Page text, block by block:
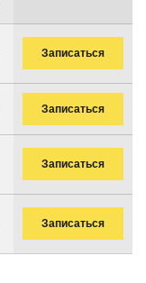
Записаться
Записаться
Записаться
Записаться